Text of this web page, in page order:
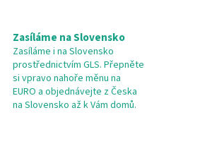
Zasíláme na Slovensko
Zasíláme i na Slovensko
prostřednictvím GLS. Přepněte
si vpravo nahoře měnu na
EURO a objednávejte z Česka
na Slovensko až k Vám domů.